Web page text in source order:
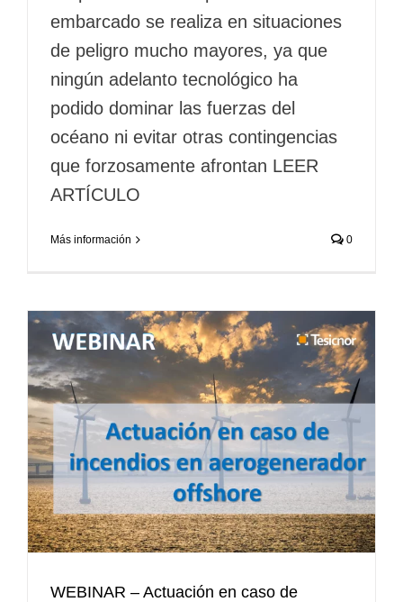
embarcado se realiza en situaciones
de peligro mucho mayores, ya que
ningún adelanto tecnológico ha
podido dominar las fuerzas del
océano ni evitar otras contingencias
que forzosamente afrontan LEER
ARTÍCULO
Más información 0
WEBINAR – Actuación en caso de